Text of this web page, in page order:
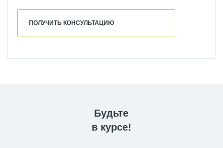
ПОЛУЧИТЬ КОНСУЛЬТАЦИЮ
Будьте
в курсе!